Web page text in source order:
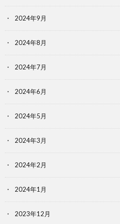
2024年9月
2024年8月
2024年7月
2024年6月
2024年5月
2024年3月
2024年2月
2024年1月
2023年12月